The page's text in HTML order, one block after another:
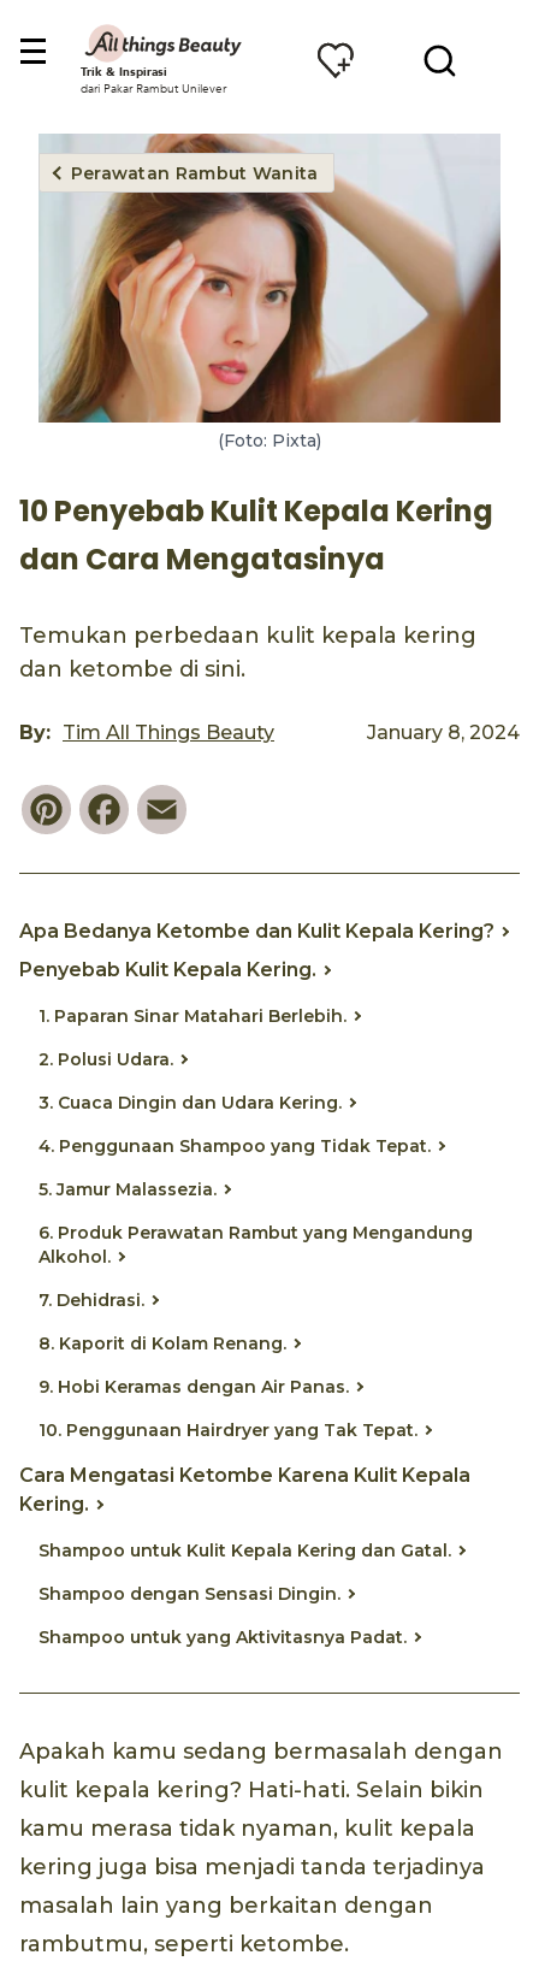
Trik & Inspirasi
dari Pakar Rambut Unilever
Perawatan Rambut Wanita
(Foto: Pixta)
10 Penyebab Kulit Kepala Kering
dan Cara Mengatasinya
Temukan perbedaan kulit kepala kering
dan ketombe di sini.
By: Tim All Things Beauty January 8, 2024
PinterestFacebook
Apa Bedanya Ketombe dan Kulit Kepala Kering?
Penyebab Kulit Kepala Kering.
1. Paparan Sinar Matahari Berlebih.
2. Polusi Udara.
3. Cuaca Dingin dan Udara Kering.
4. Penggunaan Shampoo yang Tidak Tepat.
5. Jamur Malassezia.
6. Produk Perawatan Rambut yang Mengandung
Alkohol.
7. Dehidrasi.
8. Kaporit di Kolam Renang.
9. Hobi Keramas dengan Air Panas.
10. Penggunaan Hairdryer yang Tak Tepat.
Cara Mengatasi Ketombe Karena Kulit Kepala
Kering.
Shampoo untuk Kulit Kepala Kering dan Gatal.
Shampoo dengan Sensasi Dingin.
Shampoo untuk yang Aktivitasnya Padat.
Apakah kamu sedang bermasalah dengan
kulit kepala kering? Hati-hati. Selain bikin
kamu merasa tidak nyaman, kulit kepala
kering juga bisa menjadi tanda terjadinya
masalah lain yang berkaitan dengan
rambutmu, seperti ketombe.